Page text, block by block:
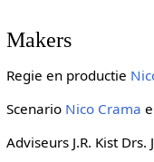
Makers
Regie en productie
Scenario Nico Crama
Adviseurs J.R. Kist Drs.